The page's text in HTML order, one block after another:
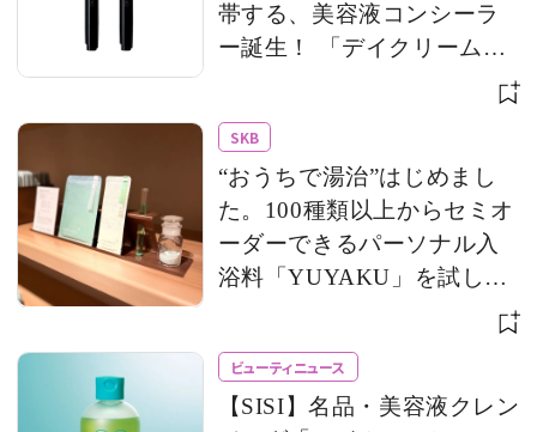
帯する、美容液コンシーラ
ー誕生！ 「デイクリーム」
のモバイルサイズもライン
SKB
“おうちで湯治”はじめまし
た。100種類以上からセミオ
ーダーできるパーソナル入
浴料「YUYAKU」を試して
ビューティニュース
【SISI】名品・美容液クレン